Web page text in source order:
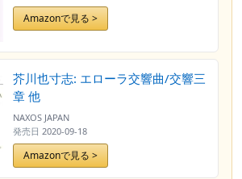
Symphonic Movements, Op. 22
Amazonで見る >
芥川也寸志: エローラ交響曲/交響三
章 他
NAXOS JAPAN
発売日 2020-09-18
Amazonで見る >